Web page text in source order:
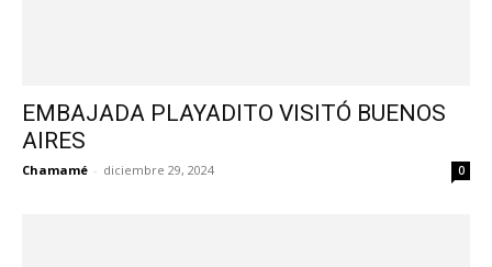
EMBAJADA PLAYADITO VISITÓ BUENOS
AIRES
Chamamé - diciembre 29, 2024 0